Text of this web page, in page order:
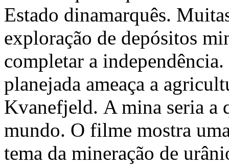
Estado dinamarquês.
exploração de depósitos
completar a
planejada ameaça a
Kvanefjeld. A mina seria a
mundo. O filme mostra
tema da mineração de